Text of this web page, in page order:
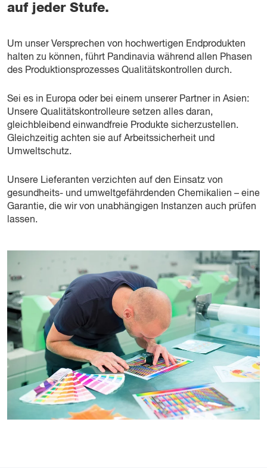
auf jeder Stufe.
Um unser Versprechen von hochwertigen Endprodukten
halten zu können, führt Pandinavia während allen Phasen
des Produktionsprozesses Qualitätskontrollen durch.
Sei es in Europa oder bei einem unserer Partner in Asien:
Unsere Qualitätskontrolleure setzen alles daran,
gleichbleibend einwandfreie Produkte sicherzustellen.
Gleichzeitig achten sie auf Arbeitssicherheit und
Umweltschutz.
Unsere Lieferanten verzichten auf den Einsatz von
gesundheits- und umweltgefährdenden Chemikalien – eine
Garantie, die wir von unabhängigen Instanzen auch prüfen
lassen.